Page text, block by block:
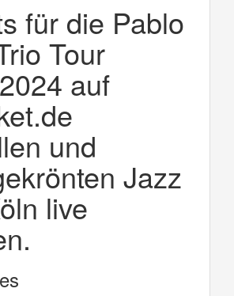
für die Pablo
Tour
auf
und
Jazz
live